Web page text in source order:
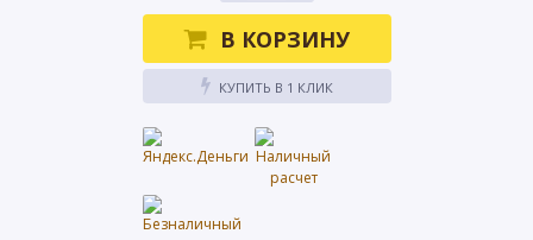
В КОРЗИНУ
КУПИТЬ В 1 КЛИК